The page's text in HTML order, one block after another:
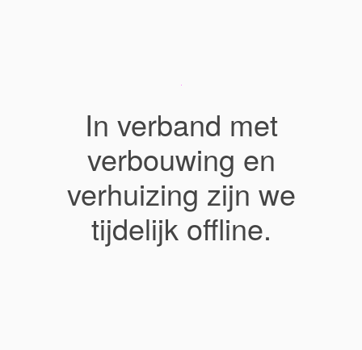
In verband met
verbouwing en
verhuizing zijn we
tijdelijk offline.